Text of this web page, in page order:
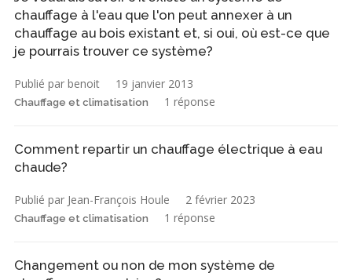
chauffage à l'eau que l'on peut annexer à un
chauffage au bois existant et, si oui, où est-ce que
je pourrais trouver ce système?
Publié par benoit 19 janvier 2013
Chauffage et climatisation 1 réponse
Comment repartir un chauffage électrique à eau
chaude?
Publié par Jean-François Houle 2 février 2023
Chauffage et climatisation 1 réponse
Changement ou non de mon système de